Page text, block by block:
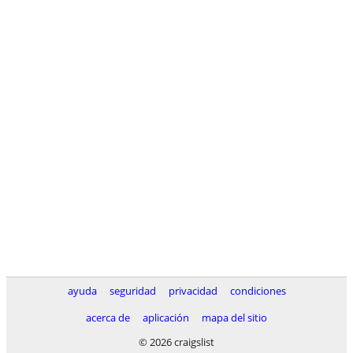
ayuda seguridad privacidad
condiciones
acerca de
aplicación
mapa del sitio
© 2026 craigslist